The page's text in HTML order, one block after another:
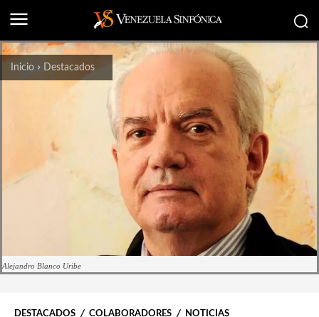
Inicio Destacados
Alejandro Blanco Uribe
DESTACADOS COLABORADORES NOTICIAS